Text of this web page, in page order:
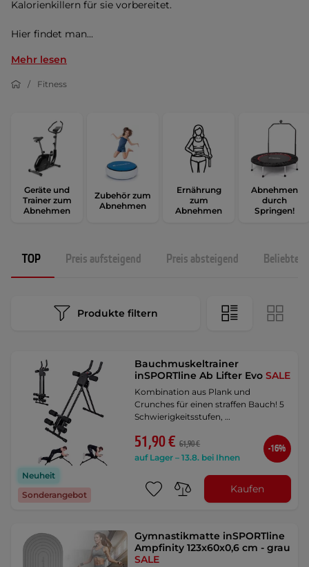
Kalorienkillern für sie vorbereitet.
Hier findet man...
Mehr lesen
Fitness
Geräte und
Trainer zum
Abnehmen
Zubehör zum
Abnehmen
Ernährung
zum
Abnehmen
Abnehmen
durch
Springen!
TOP Preis aufsteigend Preis absteigend
Produkte filtern
Neuheit
Sonderangebot
Bauchmuskeltrainer
inSPORTline Ab Lifter EvoSALE
Kombination aus Plank und
Crunches für einen straffen Bauch! 5
Schwierigkeitsstufen, …
51,90 € 61,90 €
auf Lager – 13.8. bei Ihnen
-16%
Kaufen
Gymnastikmatte inSPORTline
Ampfinity 123x60x0,6 cm - grau
SALE